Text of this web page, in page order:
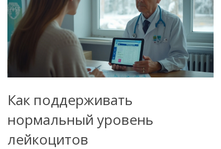
Как поддерживать
нормальный уровень
лейкоцитов